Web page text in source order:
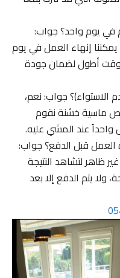
يوم واحد؟ جواب:
(أقل من 50 متر) يمكننا إنهاء العمل في يوم
أطول لضمان جودة
جواب: نعم،
ماسية خشنة نقوم
عند المشي عليه.
قبل الدفع؟ جواب:
لتشاهد النتيجة
يتم الدفع إلا بعد